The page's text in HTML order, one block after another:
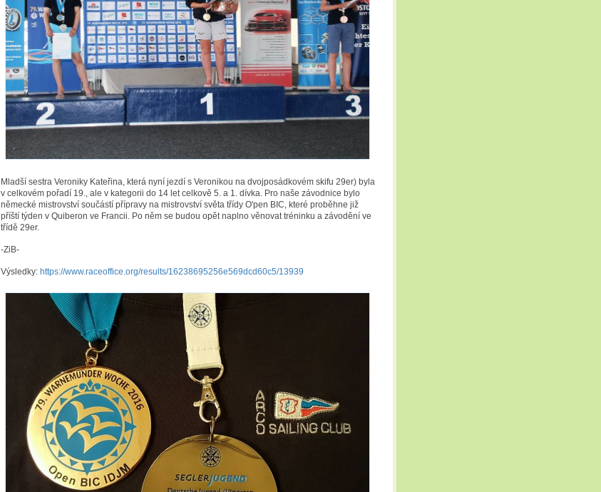
Mladší sestra Veroniky Kateřina, která nyní jezdí s Veronikou na dvojposádkovém skifu 29er) byla
v celkovém pořadí 19., ale v kategorii do 14 let celkově 5. a 1. dívka. Pro naše závodnice bylo
německé mistrovství součástí přípravy na mistrovství světa třídy O'pen BIC, které proběhne již
příští týden v Quiberon ve Francii. Po něm se budou opět naplno věnovat tréninku a závodění ve
třídě 29er.
-ZiB-
Výsledky: https://www.raceoffice.org/results/16238695256e569dcd60c5/13939